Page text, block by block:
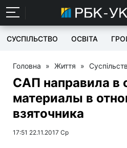
СУСПІЛЬСТВО ОСВІТА
Головна » Життя »
САП направила в
материалы в
взяточника
17:51 22.11.2017 Ср